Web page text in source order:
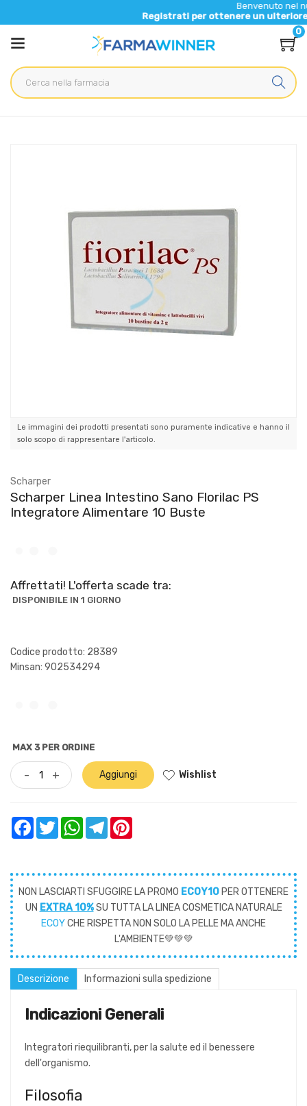
Benvenuto nel nuovo sito di
Registrati per ottenere un ulteriore 5% di
0
Le immagini dei prodotti presentati sono puramente indicative e hanno il
solo scopo di rappresentare l'articolo.
Scharper
Scharper Linea Intestino Sano Florilac PS
Integratore Alimentare 10 Buste
Affrettati! L'offerta scade tra:
DISPONIBILE IN 1 GIORNO
Codice prodotto: 28389
Minsan: 902534294
MAX 3 PER ORDINE
- + Aggiungi Wishlist
FacebookTwitterWhatsAppTelegram
NON LASCIARTI SFUGGIRE LA PROMO ECOY10 PER OTTENERE
UN EXTRA 10%SU TUTTA LA LINEA COSMETICA NATURALE
ECOYCHE RISPETTA NON SOLO LA PELLE MA ANCHE
L'AMBIENTE💚💚💚
Descrizione Informazioni sulla spedizione
Indicazioni Generali
Integratori riequilibranti, per la salute ed il benessere
dell'organismo.
Filosofia